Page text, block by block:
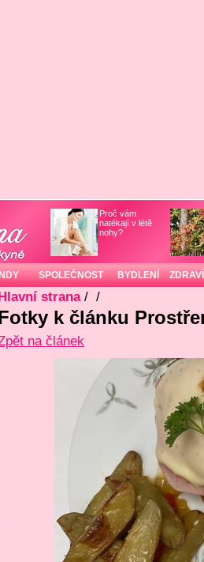
Proč vám
natékají v létě
nohy?
SPOLEČNOST BYDLENÍ ZDRAVÍ
strana/ /
k článku
na článek